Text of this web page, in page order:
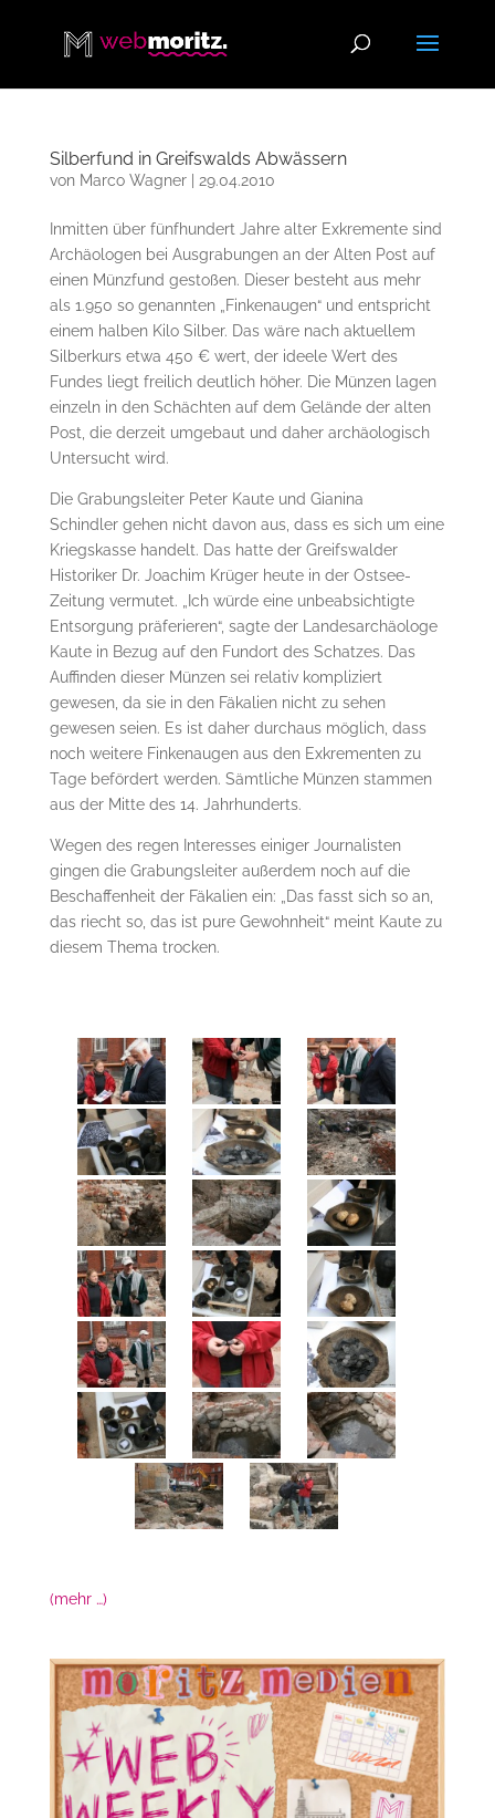
Silberfund in Greifswalds Abwässern
von Marco Wagner| 29.04.2010
Inmitten über fünfhundert Jahre alter Exkremente sind
Archäologen bei Ausgrabungen an der Alten Post auf
einen Münzfund gestoßen. Dieser besteht aus mehr
als 1.950 so genannten „Finkenaugen“ und entspricht
einem halben Kilo Silber. Das wäre nach aktuellem
Silberkurs etwa 450 € wert, der ideele Wert des
Fundes liegt freilich deutlich höher. Die Münzen lagen
einzeln in den Schächten auf dem Gelände der alten
Post, die derzeit umgebaut und daher archäologisch
Untersucht wird.
Die Grabungsleiter Peter Kaute und Gianina
Schindler gehen nicht davon aus, dass es sich um eine
Kriegskasse handelt. Das hatte der Greifswalder
Historiker Dr. Joachim Krüger heute in der Ostsee-
Zeitung vermutet. „Ich würde eine unbeabsichtigte
Entsorgung präferieren“, sagte der Landesarchäologe
Kaute in Bezug auf den Fundort des Schatzes. Das
Auffinden dieser Münzen sei relativ kompliziert
gewesen, da sie in den Fäkalien nicht zu sehen
gewesen seien. Es ist daher durchaus möglich, dass
noch weitere Finkenaugen aus den Exkrementen zu
Tage befördert werden. Sämtliche Münzen stammen
aus der Mitte des 14. Jahrhunderts.
Wegen des regen Interesses einiger Journalisten
gingen die Grabungsleiter außerdem noch auf die
Beschaffenheit der Fäkalien ein: „Das fasst sich so an,
das riecht so, das ist pure Gewohnheit“ meint Kaute zu
diesem Thema trocken.
(mehr …)